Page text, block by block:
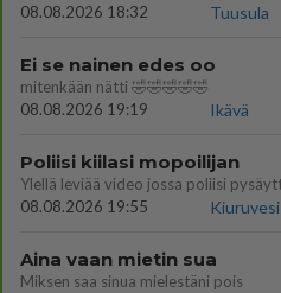
08.08.2026 18:32
Tuusula
Ei se nainen edes oo
mitenkään nätti 🤣🤣🤣🤣🤣
08.08.2026 19:19
Ikävä
Poliisi kiilasi mopoilijan
08.08.2026 19:55
Kiuruvesi
Aina vaan mietin sua
Miksen saa sinua mielestäni pois